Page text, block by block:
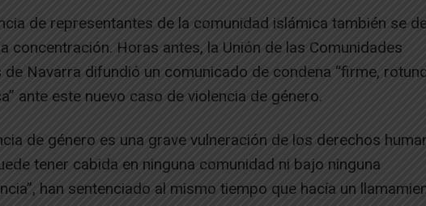
de representantes de la comunidad islámica también se
concentración. Horas antes, la Unión de las Comunidades
de Navarra difundió un comunicado de condena “firme,
ante este nuevo caso de violencia de género.
de género es una grave vulneración de los derechos
tener cabida en ninguna comunidad ni bajo ninguna
han sentenciado al mismo tiempo que hacía un